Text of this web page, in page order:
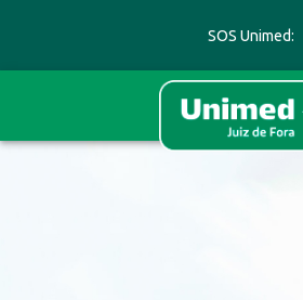
SOS Unimed: